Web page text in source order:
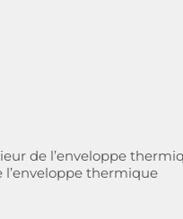
de l’enveloppe
l’enveloppe thermique